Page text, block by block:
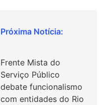
Frente Mista do
Serviço Público
debate funcionalismo
com entidades do Rio